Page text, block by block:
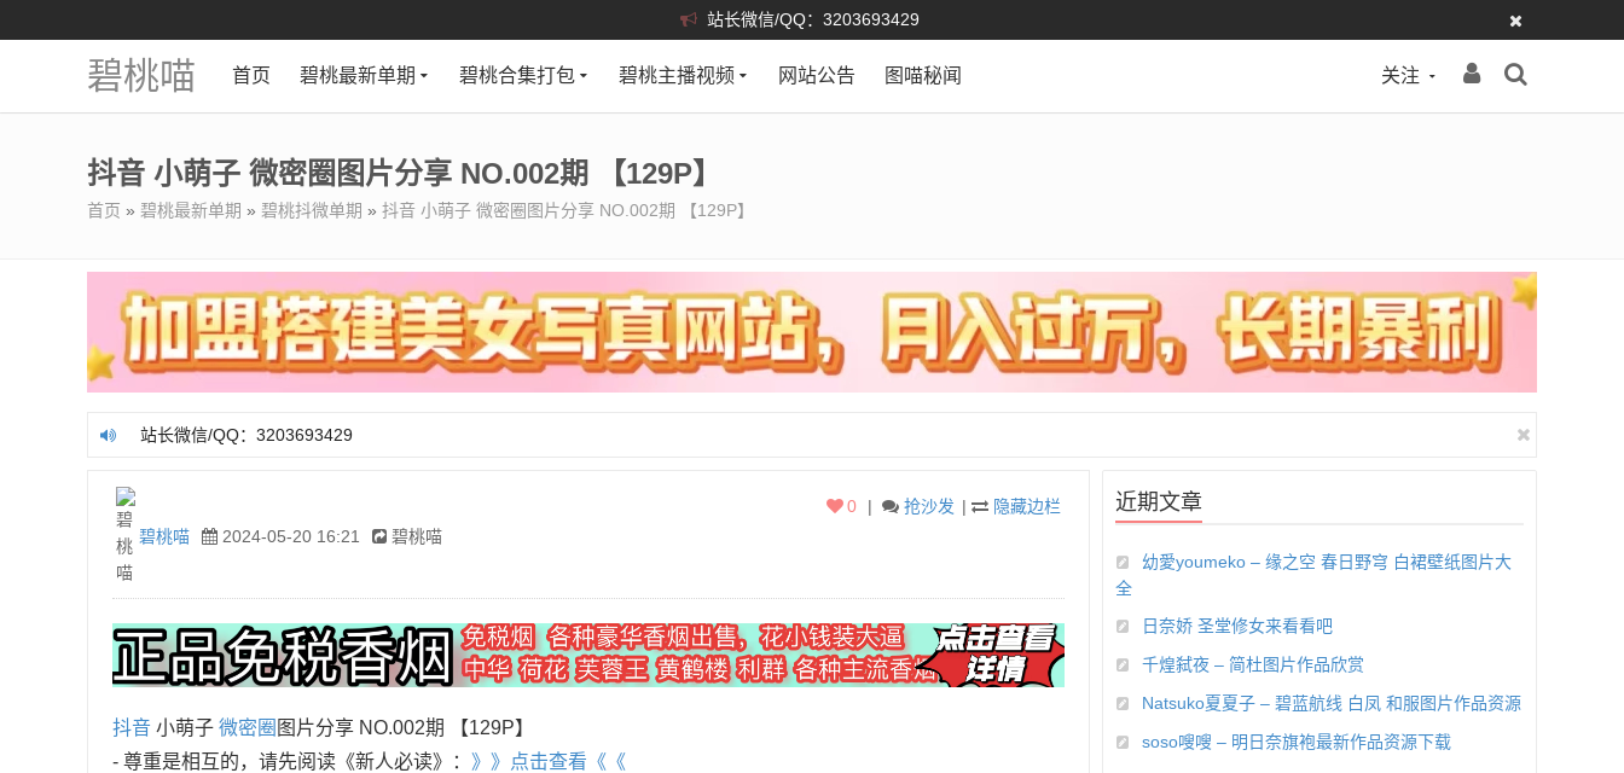
站长微信/QQ：3203693429
碧桃喵 关注
首页 碧桃最新单期 碧桃合集打包 碧桃主播视频 网站公告 图喵秘闻
抖音 小萌子 微密圈图片分享 NO.002期 【129P】
首页 » 碧桃最新单期 » 碧桃抖微单期 » 抖音 小萌子 微密圈图片分享 NO.002期 【129P】
站长微信/QQ：3203693429
碧桃喵 2024-05-20 16:21 碧桃喵
| 隐藏边栏
| 抢沙发
0
抖音 小萌子 微密圈 图片分享 NO.002期 【129P】
- 尊重是相互的，请先阅读《新人必读》： 》》点击查看《《
近期文章
幼愛youmeko – 缘之空 春日野穹 白裙壁纸图片大
全
日奈娇 圣堂修女来看看吧
千煌弑夜 – 简杜图片作品欣赏
Natsuko夏夏子 – 碧蓝航线 白凤 和服图片作品资源
soso嗖嗖 – 明日奈旗袍最新作品资源下载